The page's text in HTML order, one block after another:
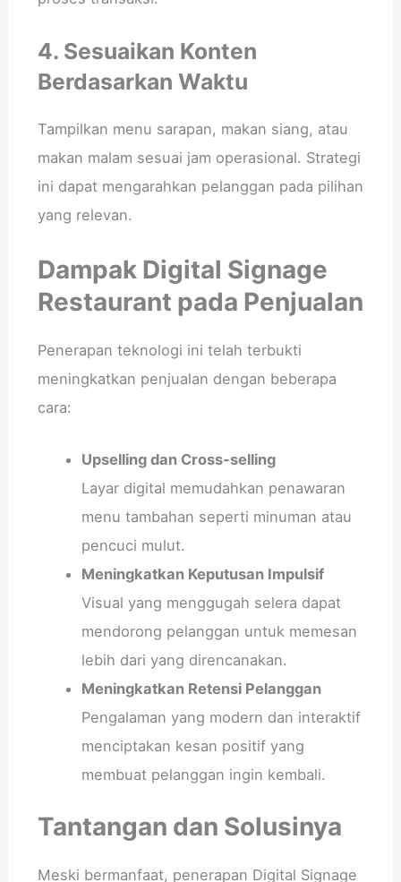
4. Sesuaikan Konten
Berdasarkan Waktu
Tampilkan menu sarapan, makan siang, atau
makan malam sesuai jam operasional. Strategi
ini dapat mengarahkan pelanggan pada pilihan
yang relevan.
Dampak Digital Signage
Restaurant pada Penjualan
Penerapan teknologi ini telah terbukti
meningkatkan penjualan dengan beberapa
cara:
Upselling dan Cross-selling
Layar digital memudahkan penawaran
menu tambahan seperti minuman atau
pencuci mulut.
Meningkatkan Keputusan Impulsif
Visual yang menggugah selera dapat
mendorong pelanggan untuk memesan
lebih dari yang direncanakan.
Meningkatkan Retensi Pelanggan
Pengalaman yang modern dan interaktif
menciptakan kesan positif yang
membuat pelanggan ingin kembali.
Tantangan dan Solusinya
Meski bermanfaat, penerapan Digital Signage